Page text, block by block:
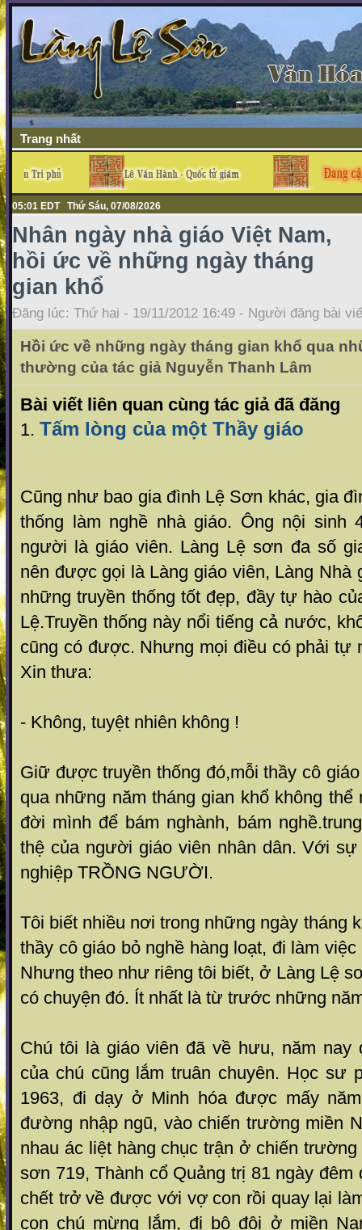
Trang nhất
05:01 EDT Thứ Sáu, 07/08/2026
Nhân ngày nhà giáo Việt Nam,
hồi ức về những ngày tháng
gian khổ
Đăng lúc: Thứ hai - 19/11/2012 16:49 - Người đăng bài
Hồi ức về những ngày tháng gian khổ qua
thường của tác giả Nguyễn Thanh Lâm
Bài viết liên quan cùng tác giả đã đăng
1. Tấm lòng của một Thầy giáo
Cũng như bao gia đình Lệ Sơn khác, gia
thống làm nghề nhà giáo. Ông nội
người là giáo viên. Làng Lệ sơn đa số
nên được gọi là Làng giáo viên, Làng Nhà
những truyền thống tốt đẹp, đầy tự hào
Lệ.Truyền thống này nổi tiếng cả nước,
cũng có được. Nhưng mọi điều có phải tự
Xin thưa:
- Không, tuyệt nhiên không !
Giữ được truyền thống đó,mỗi thầy cô
qua những năm tháng gian khổ không thể
đời mình để bám nghành, bám
thệ của người giáo viên nhân dân. Với
nghiệp TRỒNG NGƯỜI.
Tôi biết nhiều nơi trong những ngày tháng
thầy cô giáo bỏ nghề hàng loạt, đi làm
Nhưng theo như riêng tôi biết, ở Làng Lệ
có chuyện đó. Ít nhất là từ trước những
Chú tôi là giáo viên đã về hưu, năm nay
của chú cũng lắm truân chuyên. Học sư
1963, đi dạy ở Minh hóa được mấy
đường nhập ngũ, vào chiến trường miền
nhau ác liệt hàng chục trận ở chiến
sơn 719, Thành cổ Quảng trị 81 ngày đêm
chết trở về được với vợ con rồi quay lại
con chú mừng lắm, đi bộ đội ở miền